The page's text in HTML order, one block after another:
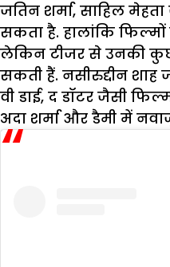
जतिन शर्मा, साहिल
सकता है. हालांकि
लेकिन टीजर से उनकी
सकती हैं. नसीरुद्दीन शाह
वी डाई, द डॉटर जैसी
अदा शर्मा और डैमी में